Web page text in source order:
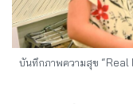
บันทึกภาพความสุข “Real